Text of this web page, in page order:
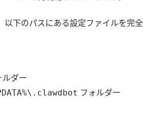
下のパスにある設定ファイルを完全
ルダー
フォルダー